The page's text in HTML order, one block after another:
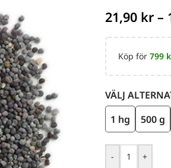
21,90 kr –
Köp för 799
VÄLJ
1 hg
500 g
- +